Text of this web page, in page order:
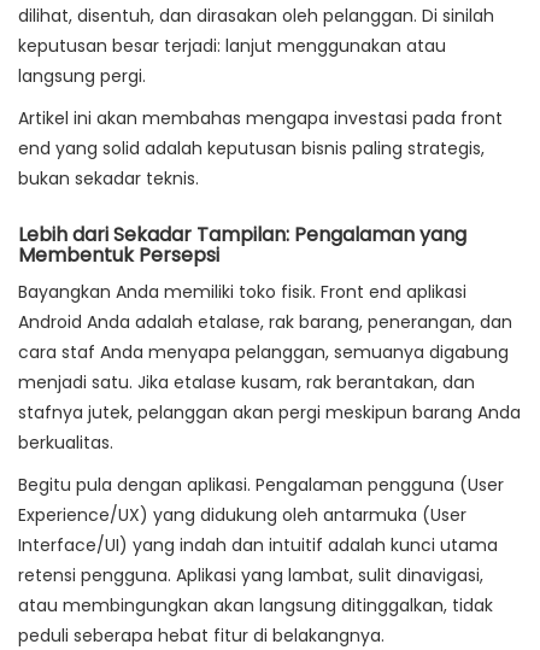
dilihat, disentuh, dan dirasakan oleh pelanggan. Di sinilah
keputusan besar terjadi: lanjut menggunakan atau
langsung pergi.
Artikel ini akan membahas mengapa investasi pada front
end yang solid adalah keputusan bisnis paling strategis,
bukan sekadar teknis.
Lebih dari Sekadar Tampilan: Pengalaman yang
Membentuk Persepsi
Bayangkan Anda memiliki toko fisik. Front end aplikasi
Android Anda adalah etalase, rak barang, penerangan, dan
cara staf Anda menyapa pelanggan, semuanya digabung
menjadi satu. Jika etalase kusam, rak berantakan, dan
stafnya jutek, pelanggan akan pergi meskipun barang Anda
berkualitas.
Begitu pula dengan aplikasi. Pengalaman pengguna (User
Experience/UX) yang didukung oleh antarmuka (User
Interface/UI) yang indah dan intuitif adalah kunci utama
retensi pengguna. Aplikasi yang lambat, sulit dinavigasi,
atau membingungkan akan langsung ditinggalkan, tidak
peduli seberapa hebat fitur di belakangnya.